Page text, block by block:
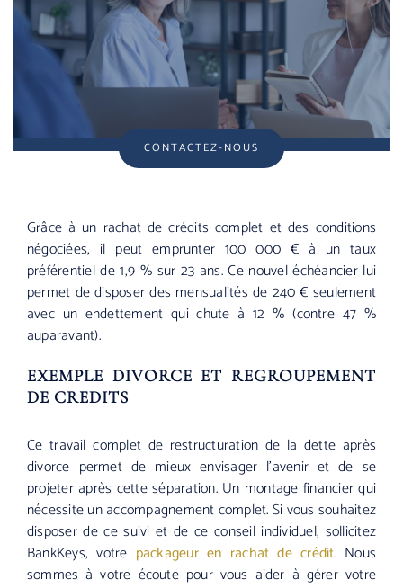
CONTACTEZ-NOUS
Grâce à un rachat de crédits complet et des conditions
négociées, il peut emprunter 100 000 € à un taux
préférentiel de 1,9 % sur 23 ans. Ce nouvel échéancier lui
permet de disposer des mensualités de 240 € seulement
avec un endettement qui chute à 12 % (contre 47 %
auparavant).
EXEMPLE DIVORCE ET REGROUPEMENT
DE CREDITS
Ce travail complet de restructuration de la dette après
divorce permet de mieux envisager l’avenir et de se
projeter après cette séparation. Un montage financier qui
nécessite un accompagnement complet. Si vous souhaitez
disposer de ce suivi et de ce conseil individuel, sollicitez
BankKeys, votre packageur en rachat de crédit. Nous
sommes à votre écoute pour vous aider à gérer votre